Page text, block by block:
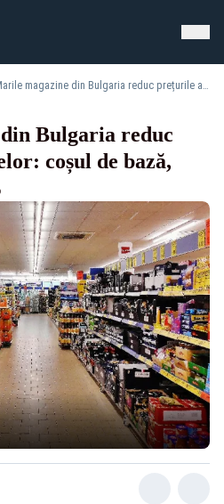
Marile magazine din Bulgaria reduc prețurile alimentelor: coșul de bază, mai ieftin cu 15%
Bulgaria reduc
coșul de bază,